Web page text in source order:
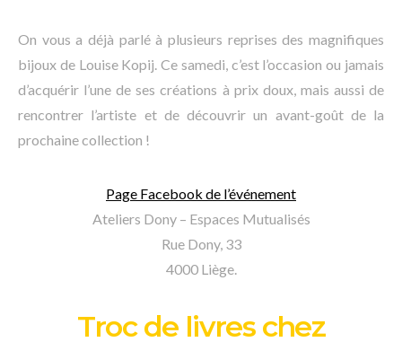
On vous a déjà parlé à plusieurs reprises des magnifiques
bijoux de Louise Kopij. Ce samedi, c’est l’occasion ou jamais
d’acquérir l’une de ses créations à prix doux, mais aussi de
rencontrer l’artiste et de découvrir un avant-goût de la
prochaine collection !
Page Facebook de l’événement
Ateliers Dony – Espaces Mutualisés
Rue Dony, 33
4000 Liège.
Troc de livres chez